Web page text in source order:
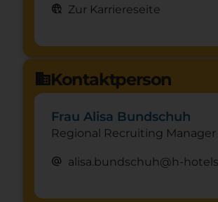
captive_portal Zur Karriereseite
domainKontaktperson
Frau Alisa Bundschuh
Regional Recruiting Manager
alternate_email alisa.bundschuh@h-